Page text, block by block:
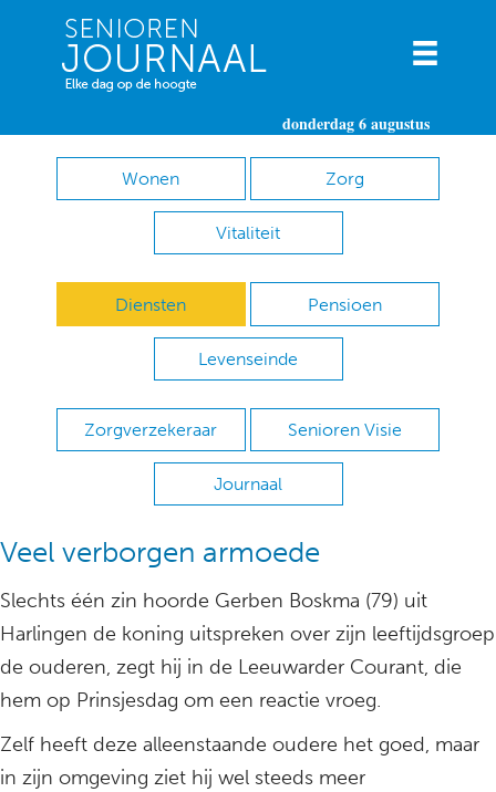
donderdag 6 augustus
Wonen Zorg
Vitaliteit
Diensten Pensioen
Levenseinde
Zorgverzekeraar Senioren Visie
Journaal
Veel verborgen armoede
Slechts één zin hoorde Gerben Boskma (79) uit
Harlingen de koning uitspreken over zijn leeftijdsgroep
de ouderen, zegt hij in de Leeuwarder Courant, die
hem op Prinsjesdag om een reactie vroeg.
Zelf heeft deze alleenstaande oudere het goed, maar
in zijn omgeving ziet hij wel steeds meer